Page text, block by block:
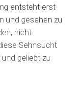
entsteht erst
und gesehen zu
nicht
Sehnsucht
geliebt zu